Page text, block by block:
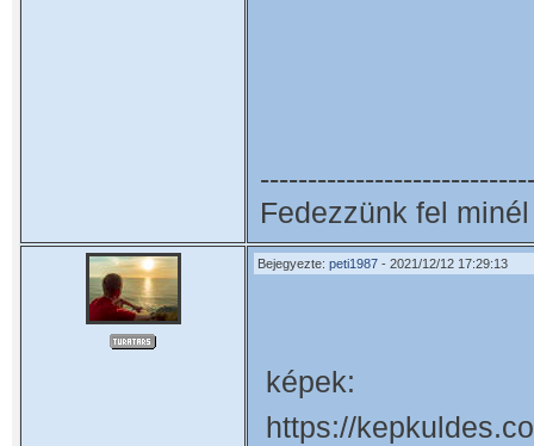
Fedezzünk fel
Bejegyezte: peti1987 - 2021/12/12 17:29:13
képek:
https://